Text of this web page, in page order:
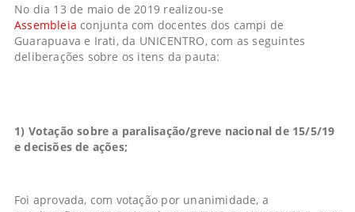
No dia 13 de maio de 2019 realizou-se
Assembleia conjunta com docentes dos campi de
Guarapuava e Irati, da UNICENTRO, com as seguintes
deliberações sobre os itens da pauta:
1) Votação sobre a paralisação/greve nacional de 15/5/19
e decisões de ações;
Foi aprovada, com votação por unanimidade, a